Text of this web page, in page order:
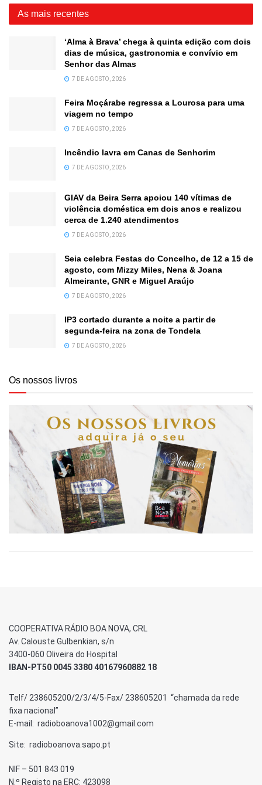
As mais recentes
‘Alma à Brava’ chega à quinta edição com dois
dias de música, gastronomia e convívio em
Senhor das Almas
7 DE AGOSTO, 2026
Feira Moçárabe regressa a Lourosa para uma
viagem no tempo
7 DE AGOSTO, 2026
Incêndio lavra em Canas de Senhorim
7 DE AGOSTO, 2026
GIAV da Beira Serra apoiou 140 vítimas de
violência doméstica em dois anos e realizou
cerca de 1.240 atendimentos
7 DE AGOSTO, 2026
Seia celebra Festas do Concelho, de 12 a 15 de
agosto, com Mizzy Miles, Nena & Joana
Almeirante, GNR e Miguel Araújo
7 DE AGOSTO, 2026
IP3 cortado durante a noite a partir de
segunda-feira na zona de Tondela
7 DE AGOSTO, 2026
Os nossos livros
COOPERATIVA RÁDIO BOA NOVA, CRL
Av. Calouste Gulbenkian, s/n
3400-060 Oliveira do Hospital
IBAN-PT50 0045 3380 40167960882 18
Telf/ 238605200/2/3/4/5-Fax/ 238605201 “chamada da rede
fixa nacional”
E-mail: radioboanova1002@gmail.com
Site: radioboanova.sapo.pt
NIF – 501 843 019
N.º Registo na ERC: 423098